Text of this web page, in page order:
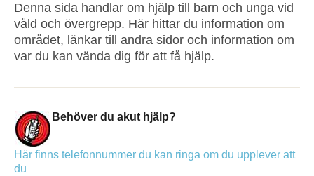
Denna sida handlar om hjälp till barn och unga vid
våld och övergrepp. Här hittar du information om
området, länkar till andra sidor och information om
var du kan vända dig för att få hjälp.
Behöver du akut hjälp?
Här finns telefonnummer du kan ringa om du upplever att
du